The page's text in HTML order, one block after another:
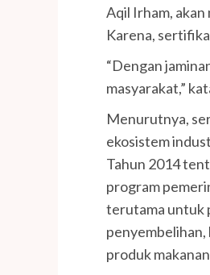
Aqil Irham, akan
Karena,
“Dengan
masyarakat,”
Menurutnya,
ekosistem
Tahun 2014
program
terutama untuk
penyembelihan,
produk